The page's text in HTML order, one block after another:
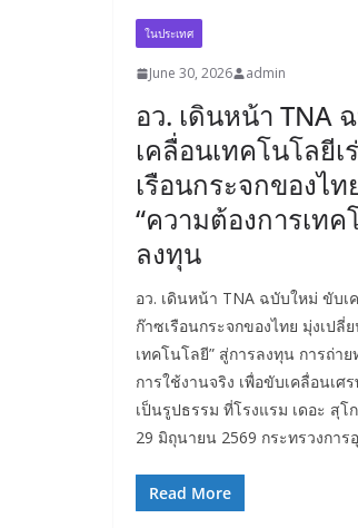
ในประเทศ
June 30, 2026 admin
อว. เดินหน้า TNA
เคลื่อนเทคโนโลยี
เรือนกระจกของไ
“ความต้องการเทค
ลงทุน
อว. เดินหน้า TNA ฉบับใหม่ ขับเ
ก๊าซเรือนกระจกของไทย มุ่งเปลี่
เทคโนโลยี” สู่การลงทุน การถ่า
การใช้งานจริง เพื่อขับเคลื่อนเศ
เป็นรูปธรรม ที่โรงแรม เดอะ สุโ
29 มิถุนายน 2569 กระทรวงการ
Read More